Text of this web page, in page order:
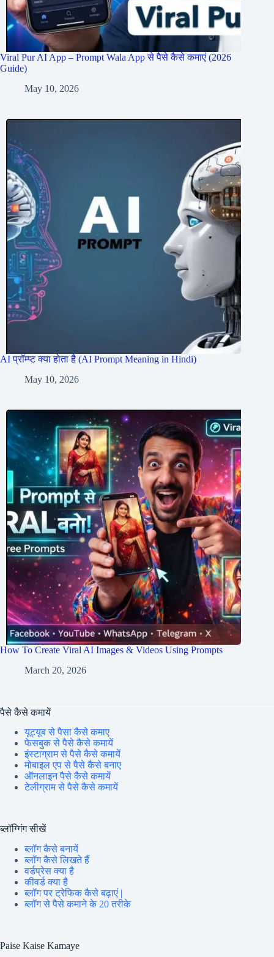
Viral Pur AI App – Prompt Wala App से पैसे कैसे कमाएं (2026
Guide)
May 10, 2026
AI प्रॉम्प्ट क्या होता है (AI Prompt Meaning in Hindi)
May 10, 2026
How To Create Viral AI Images & Videos Using Prompts
March 20, 2026
पैसे कैसे कमायें
यूट्यूब से पैसा कैसे कमाए
फेसबुक से पैसे कैसे कमायें
इंस्टाग्राम से पैसे कैसे कमायें
मोबाइल एप से पैसे कैसे बनाए
ऑनलाइन पैसे कैसे कमायें
टेलीग्राम से पैसे कैसे कमायें
ब्लॉग्गिंग सीखें
ब्लॉग कैसे बनायें
ब्लॉग कैसे लिखते हैं
वर्डप्रेस क्या है
कीवर्ड क्या है
ब्लॉग पर ट्रेफिक कैसे बढ़ाएं |
ब्लॉग से पैसे कमाने के 20 तरीके
Paise Kaise Kamaye